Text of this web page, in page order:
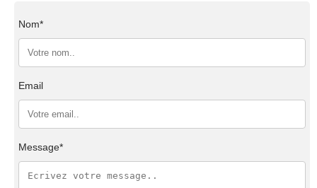
Nom*
Email
Message*